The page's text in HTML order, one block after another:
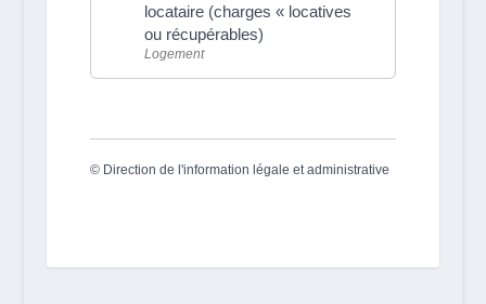
locataire (charges « locatives
ou récupérables)
Logement
© Direction de l'information légale et administrative